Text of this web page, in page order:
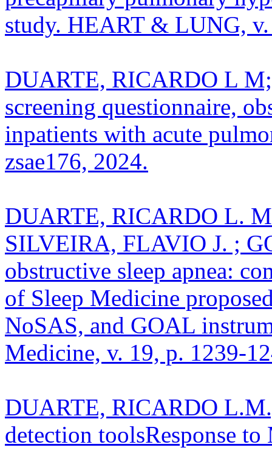
study. HEART & LUNG,
DUARTE, RICARDO L
screening questionnaire,
inpatients with acute
zsae176, 2024.
DUARTE, RICARDO L.
SILVEIRA, FLAVIO J. ;
obstructive sleep apnea:
of Sleep Medicine
NoSAS, and GOAL
Medicine, v. 19, p. 1239-
DUARTE, RICARDO
detection toolsResponse